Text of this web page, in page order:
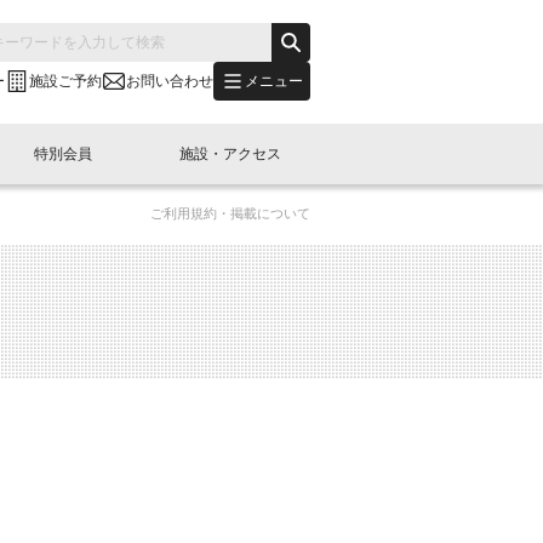
施設ご予約 お問い合わせ メニュー
別会員開催
展・参加
"LINK-BioBAY TOKYO"？
(News Letter)
コラム
ュース・事業紹介
ベント
LINK-J WEST
容
本橋エリアについて
特別会員
し込み
施設・アクセス
予約
ご利用規約・掲載について